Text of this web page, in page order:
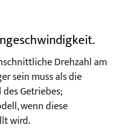
Drehzahl am
sein muss als die
Getriebes;
wenn diese
wird.